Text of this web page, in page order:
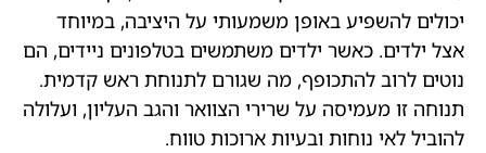
יכולים להשפיע באופן משמעותי על היציבה, במיוחד
אצל ילדים. כאשר ילדים משתמשים בטלפונים ניידים, הם
נוטים לרוב להתכופף, מה שגורם לתנוחת ראש קדמית.
תנוחה זו מעמיסה על שרירי הצוואר והגב העליון, ועלולה
להוביל לאי נוחות ובעיות ארוכות טווח.